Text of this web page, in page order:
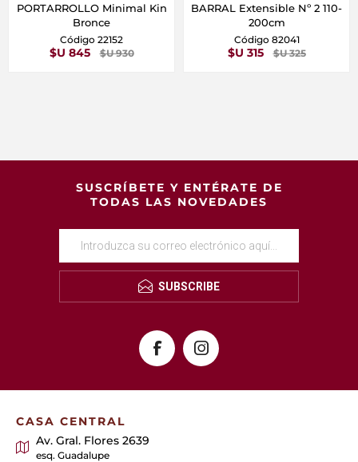
PORTARROLLO Minimal Kin
Bronce
Código 22152
$U 845 $U 930
BARRAL Extensible Nº 2 110-
200cm
Código 82041
$U 315 $U 325
SUSCRÍBETE Y ENTÉRATE DE
TODAS LAS NOVEDADES
SUBSCRIBE
CASA CENTRAL
Av. Gral. Flores 2639
esq. Guadalupe